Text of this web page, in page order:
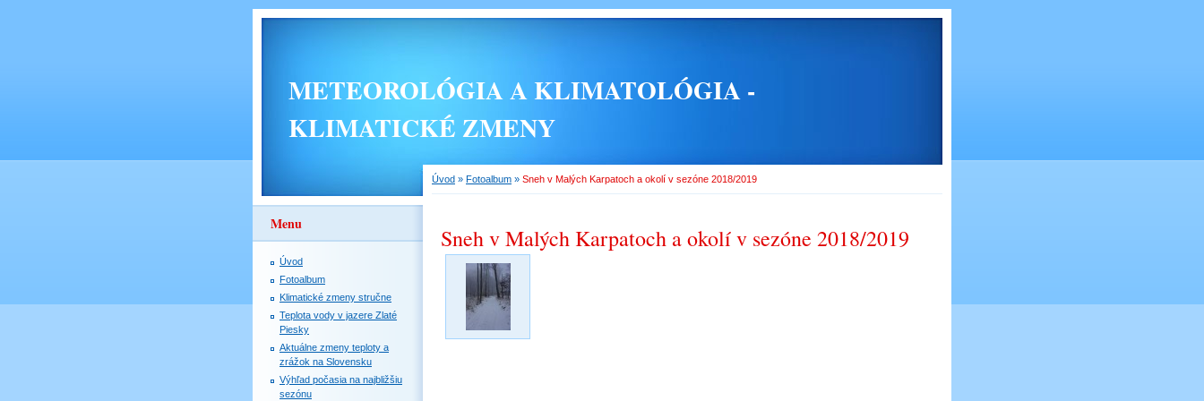
METEOROLÓGIA A KLIMATOLÓGIA -
KLIMATICKÉ ZMENY
Úvod » Fotoalbum » Sneh v Malých Karpatoch a okolí v sezóne 2018/2019
Sneh v Malých Karpatoch a okolí v sezóne 2018/2019
Menu
Úvod
Fotoalbum
Klimatické zmeny stručne
Teplota vody v jazere Zlaté
Piesky
Aktuálne zmeny teploty a
zrážok na Slovensku
Výhľad počasia na najbližšiu
sezónu